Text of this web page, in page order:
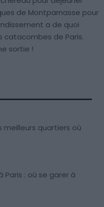
de Montparnasse pour
a de quoi
catacombes de Paris.
sortie !
meilleurs quartiers où
Paris : où se garer à